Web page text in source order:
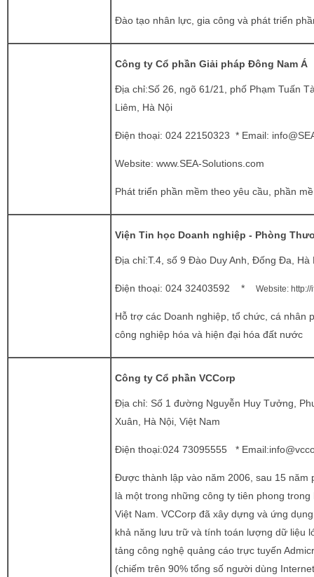
Đào tạo nhân lực, gia công và phát triển
Công ty Cổ phần Giải pháp Đông Nam Á
Địa chỉ:Số 26, ngõ 61/21, phố Phạm Tuấn
Liêm, Hà Nội
Điện thoại: 024 22150323 * Email:
Website: www.SEA-Solutions.com
Phát triển phần mềm theo yêu cầu, phần
Viện Tin học Doanh nghiệp - Phòng
Địa chỉ:T.4, số 9 Đào Duy Anh, Đống Đa, Hà
Điện thoại: 024 32403592 * Website:
Hỗ trợ các Doanh nghiệp, tổ chức, cá nhân
công nghiệp hóa và hiện đại hóa đất nước
Công ty Cổ phần VCCorp
Địa chỉ: Số 1 đường Nguyễn Huy Tưởng,
Xuân, Hà Nội, Việt Nam
Điện thoại:024 73095555 * Email:
Được thành lập vào năm 2006, sau 15 năm
là một trong những công ty tiên phong
Việt Nam. VCCorp đã xây dựng và ứng
khả năng lưu trữ và tính toán lượng dữ liệu
tảng công nghệ quảng cáo trực tuyến
(chiếm trên 90% tổng số người dùng